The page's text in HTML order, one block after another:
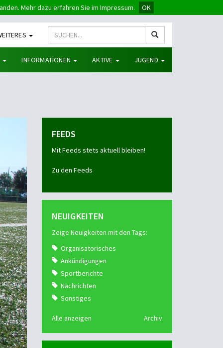
Mehr dazu erfahren Sie im Impressum. OK
INFORMATIONEN AKTIVE JUGEND
FEEDS
Mit Feeds stets aktuell bleiben!
Zu den Feeds
NEUIGKEITEN
Zeige Neuigkeiten mit den Tags:
Organisatorisches
Ankündigungen
Sportberichte
Nachrichten
Sonstiges
Alle anzeigen Archiv